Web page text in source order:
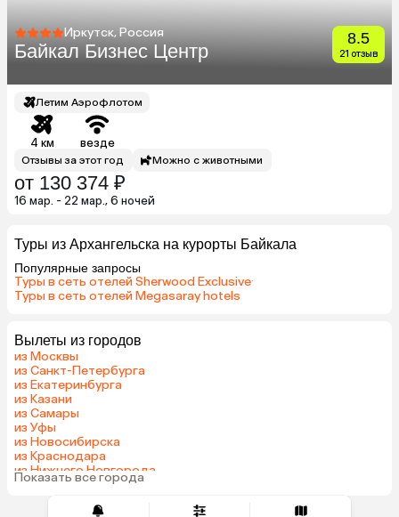
Иркутск, Россия
Байкал Бизнес Центр
8.5
21 отзыв
Летим Аэрофлотом
4 км везде
Отзывы за этот год Можно с животными
от 130 374 ₽
16 мар. - 22 мар., 6 ночей
Туры из Архангельска на курорты Байкала
Популярные запросы
Туры в сеть отелей Sherwood Exclusive·
Туры в сеть отелей Megasaray hotels
Вылеты из городов
из Москвы
из Санкт-Петербурга
из Екатеринбурга
из Казани
из Самары
из Уфы
из Новосибирска
из Краснодара
из Нижнего Новгорода
из Перми
Показать все города